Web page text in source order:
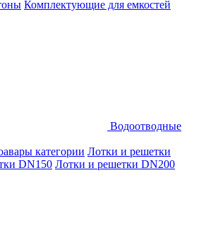
Комплектующие для емкостей
Водоотводные
категории Лотки и решетки
DN150 Лотки и решетки DN200